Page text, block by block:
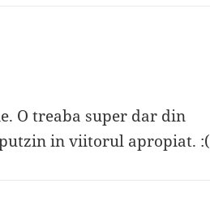
O treaba super dar din
in viitorul apropiat. :(